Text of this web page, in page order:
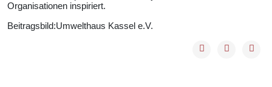
Organisationen inspiriert.
Beitragsbild:Umwelthaus Kassel e.V.